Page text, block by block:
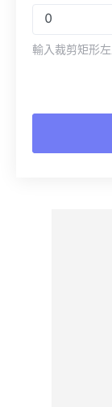
輸入裁剪矩形